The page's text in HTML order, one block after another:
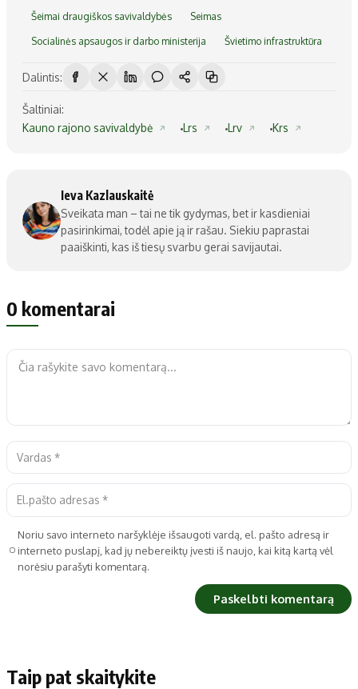
Šeimai draugiškos savivaldybės Seimas
Socialinės apsaugos ir darbo ministerija Švietimo infrastruktūra
Dalintis:
Šaltiniai:
Kauno rajono savivaldybė
Lrs Lrv Krs
Ieva Kazlauskaitė
Sveikata man – tai ne tik gydymas, bet ir kasdieniai
pasirinkimai, todėl apie ją ir rašau. Siekiu paprastai
paaiškinti, kas iš tiesų svarbu gerai savijautai.
0 komentarai
Noriu savo interneto naršyklėje išsaugoti vardą, el. pašto adresą ir
interneto puslapį, kad jų nebereiktų įvesti iš naujo, kai kitą kartą vėl
norėsiu parašyti komentarą.
Taip pat skaitykite